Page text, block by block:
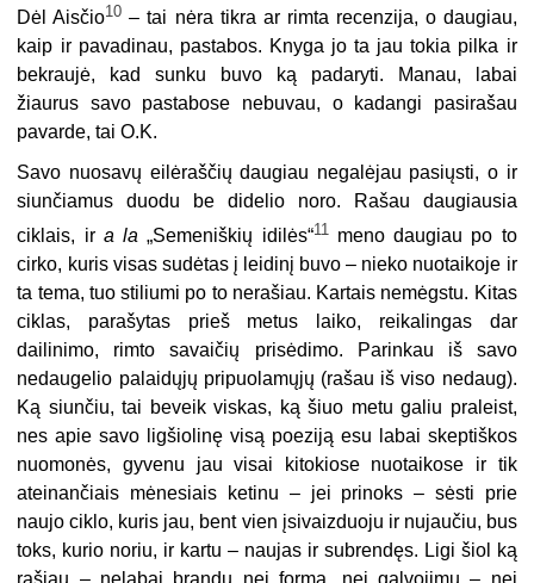
Dėl Aisčio10 – tai nėra tikra ar rimta recenzija, o daugiau,
kaip ir pavadinau, pastabos. Knyga jo ta jau tokia pilka ir
bekraujė, kad sunku buvo ką padaryti. Manau, labai
žiaurus savo pastabose nebuvau, o kadangi pasirašau
pavarde, tai O.K.
Savo nuosavų eilėraščių daugiau negalėjau pasiųsti, o ir
siunčiamus duodu be didelio noro. Rašau daugiausia
ciklais, ir a la „Semeniškių idilės“11meno daugiau po to
cirko, kuris visas sudėtas į leidinį buvo – nieko nuotaikoje ir
ta tema, tuo stiliumi po to nerašiau. Kartais nemėgstu. Kitas
ciklas, parašytas prieš metus laiko, reikalingas dar
dailinimo, rimto savaičių prisėdimo. Parinkau iš savo
nedaugelio palaidųjų pripuolamųjų (rašau iš viso nedaug).
Ką siunčiu, tai beveik viskas, ką šiuo metu galiu praleist,
nes apie savo ligšiolinę visą poeziją esu labai skeptiškos
nuomonės, gyvenu jau visai kitokiose nuotaikose ir tik
ateinančiais mėnesiais ketinu – jei prinoks – sėsti prie
naujo ciklo, kuris jau, bent vien įsivaizduoju ir nujaučiu, bus
toks, kurio noriu, ir kartu – naujas ir subrendęs. Ligi šiol ką